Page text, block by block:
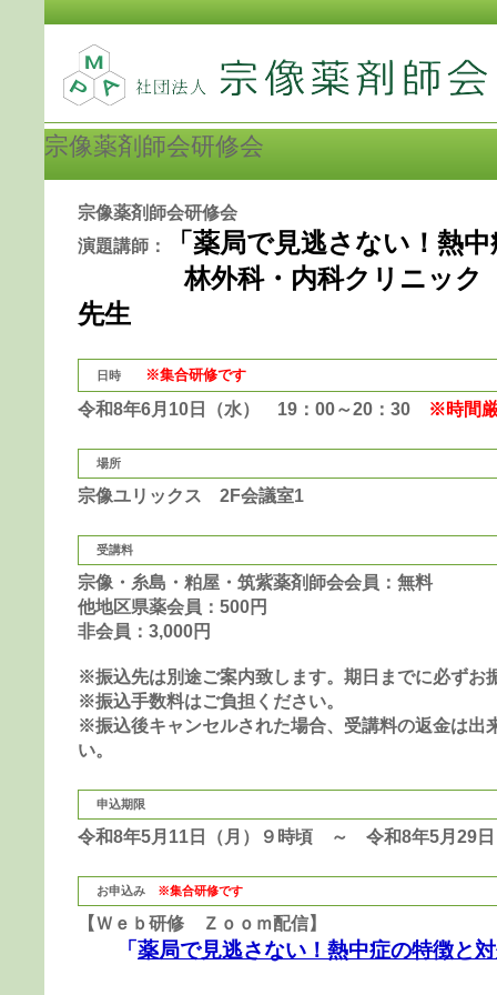
宗像薬剤師会研修会
演題講師：
「薬局で見逃さない！熱
林外科・内科クリニック
先生
日時 ※集合研修です
令和8年6月10日（水） 19：00～20：30 ※時間
場所
宗像ユリックス 2F会議室1
受講料
宗像・糸島・粕屋・筑紫薬剤師会会員：無料
他地区県薬会員：500円
非会員：3,000円
※振込先は別途ご案内致します。期日までに必ずお
※振込手数料はご負担ください。
※振込後キャンセルされた場合、受講料の返金は出
い。
申込期限
令和8年5月11日（月）９時頃 ～ 令和8年5月29日
お申込み ※集合研修です
【Ｗｅｂ研修 Ｚｏｏｍ配信】
「 薬局で見逃さない！熱中症の特徴と
宗像薬剤師会研修会